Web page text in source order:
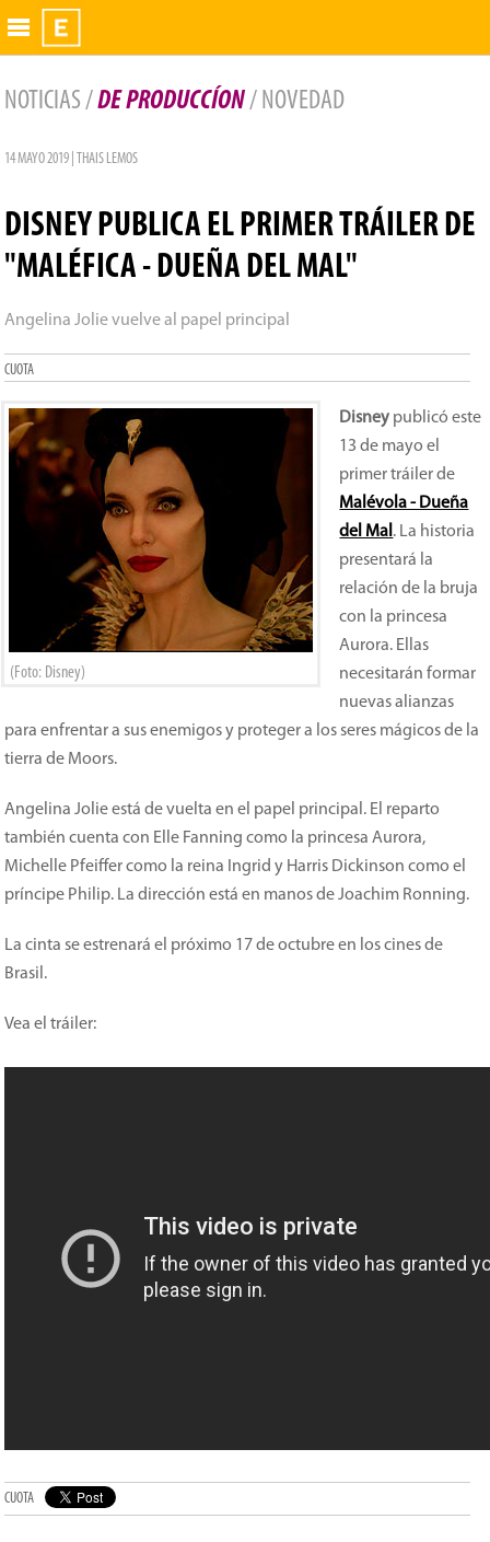
Exhibidor
NOTICIAS /DE PRODUCCÍON/ NOVEDAD
14 MAYO 2019 | THAIS LEMOS
DISNEY PUBLICA EL PRIMER TRÁILER DE
"MALÉFICA - DUEÑA DEL MAL"
Angelina Jolie vuelve al papel principal
CUOTA
(Foto: Disney)
Disney publicó este
13 de mayo el
primer tráiler de
Malévola - Dueña
del Mal . La historia
presentará la
relación de la bruja
con la princesa
Aurora. Ellas
necesitarán formar
nuevas alianzas
para enfrentar a sus enemigos y proteger a los seres mágicos de la
tierra de Moors.
Angelina Jolie está de vuelta en el papel principal. El reparto
también cuenta con Elle Fanning como la princesa Aurora,
Michelle Pfeiffer como la reina Ingrid y Harris Dickinson como el
príncipe Philip. La dirección está en manos de Joachim Ronning.
La cinta se estrenará el próximo 17 de octubre en los cines de
Brasil.
Vea el tráiler:
CUOTA